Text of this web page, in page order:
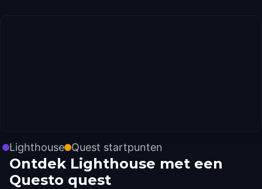
Lighthouse Quest startpunten
Ontdek Lighthouse met een
Questo quest